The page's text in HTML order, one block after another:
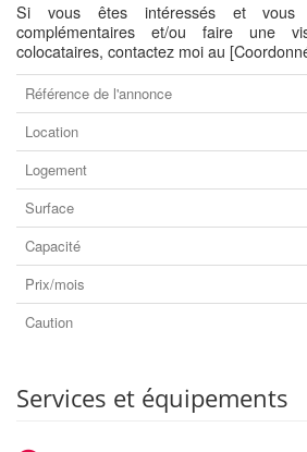
Si vous êtes intéressés et vous
complémentaires et/ou faire une
colocataires, contactez moi au
Référence de l'annonce
Location
Logement
Surface
Capacité
Prix/mois
Caution
Services et équipements